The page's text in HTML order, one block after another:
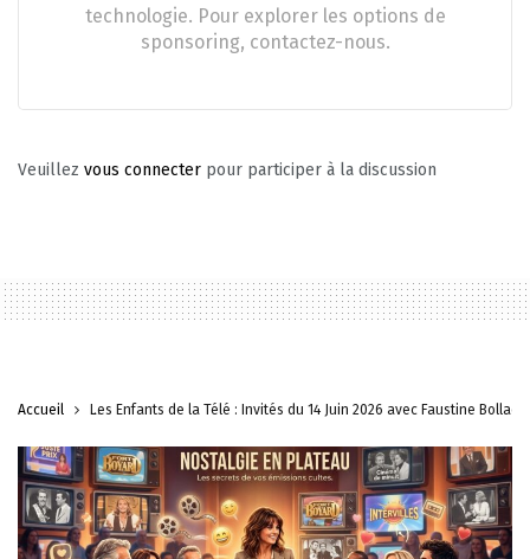
technologie. Pour explorer les options de
sponsoring, contactez-nous.
Veuillez vous connecter pour participer à la discussion
Accueil Les Enfants de la Télé : Invités du 14 Juin 2026 avec Faustine Bollaert